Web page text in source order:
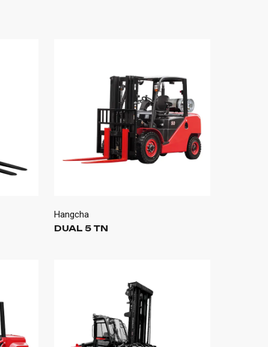
Hangcha
DUAL 5 TN